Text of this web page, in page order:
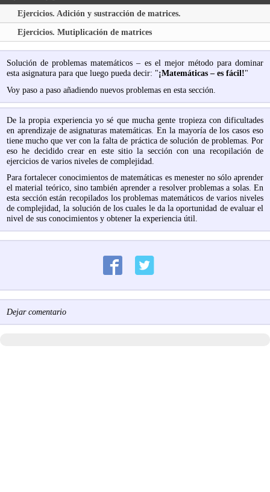
Ejercicios. Adición y sustracción de matrices.
Ejercicios. Mutiplicación de matrices
Solución de problemas matemáticos – es el mejor método para dominar
esta asignatura para que luego pueda decir: "¡Matemáticas – es fácil!"
Voy paso a paso añadiendo nuevos problemas en esta sección.
De la propia experiencia yo sé que mucha gente tropieza con dificultades
en aprendizaje de asignaturas matemáticas. En la mayoría de los casos eso
tiene mucho que ver con la falta de práctica de solución de problemas. Por
eso he decidido crear en este sitio la sección con una recopilación de
ejercicios de varios niveles de complejidad.
Para fortalecer conocimientos de matemáticas es menester no sólo aprender
el material teórico, sino también aprender a resolver problemas a solas. En
esta sección están recopilados los problemas matemáticos de varios niveles
de complejidad, la solución de los cuales le da la oportunidad de evaluar el
nivel de sus conocimientos y obtener la experiencia útil.
Dejar comentario